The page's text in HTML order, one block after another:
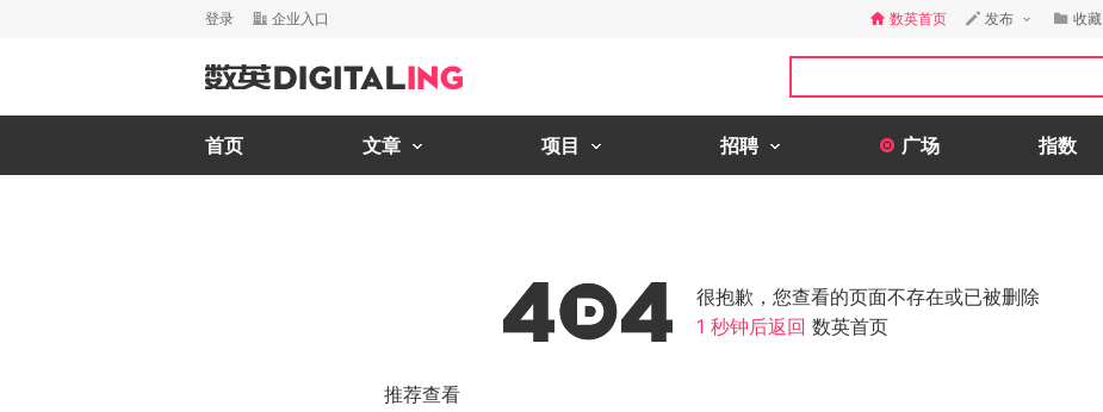
登录 企业入口 数英首页 发布 收藏
首页 文章 项目 招聘 广场 指数
很抱歉，您查看的页面不存在或已被删除
1 秒钟后返回 数英首页
推荐查看